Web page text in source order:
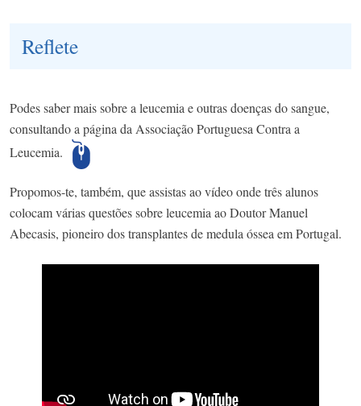
Reflete
Podes saber mais sobre a leucemia e outras doenças do sangue,
consultando a página da Associação Portuguesa Contra a
Leucemia.
Propomos-te, também, que assistas ao vídeo onde três alunos
colocam várias questões sobre leucemia ao Doutor Manuel
Abecasis, pioneiro dos transplantes de medula óssea em Portugal.